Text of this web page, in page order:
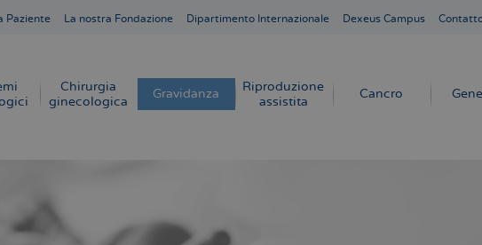
Paziente La nostra Fondazione Dipartimento Internazionale Dexeus Campus
Chirurgia
ginecologica
Gravidanza
Riproduzione
assistita
Cancro